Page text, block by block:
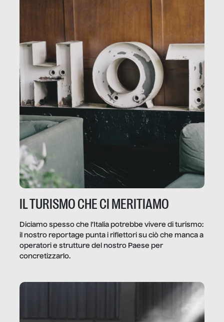
IL TURISMO CHE CI MERITIAMO
Diciamo spesso che l’Italia potrebbe vivere di turismo:
il nostro reportage punta i riflettori su ciò che manca a
operatori e strutture del nostro Paese per
concretizzarlo.